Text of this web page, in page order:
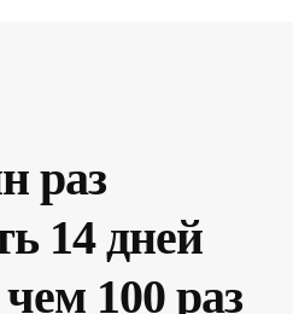
раз
14 дней
100 раз